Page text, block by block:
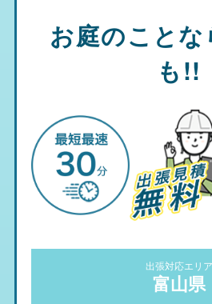
お庭のこと
も!!
出張対応エリア
富山県